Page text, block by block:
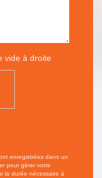
vide à droite
enregistrées dans un
pour gérer votre
la durée nécessaire à